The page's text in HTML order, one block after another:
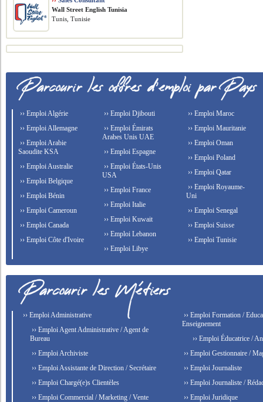
Wall Street English Tunisia
Tunis, Tunisie
›› Emploi Algérie
›› Emploi Allemagne
›› Emploi Arabie
Saoudite KSA
›› Emploi Australie
›› Emploi Belgique
›› Emploi Bénin
›› Emploi Cameroun
›› Emploi Canada
›› Emploi Côte d'Ivoire
›› Emploi Djibouti
›› Emploi Émirats
Arabes Unis UAE
›› Emploi Espagne
›› Emploi États-Unis
USA
›› Emploi France
›› Emploi Italie
›› Emploi Kuwait
›› Emploi Lebanon
›› Emploi Libye
›› Emploi Maroc
›› Emploi Mauritanie
›› Emploi Oman
›› Emploi Poland
›› Emploi Qatar
›› Emploi Royaume-
Uni
›› Emploi Senegal
›› Emploi Suisse
›› Emploi Tunisie
›› Emploi Administrative
›› Emploi Agent Administrative / Agent de
Bureau
›› Emploi Archiviste
›› Emploi Assistante de Direction / Secrétaire
›› Emploi Chargé(e)s Clientèles
›› Emploi Commercial / Marketing / Vente
›› Emploi Formation /
Enseignement
›› Emploi Éducatrice /
›› Emploi Gestionnaire /
›› Emploi Journaliste
›› Emploi Journaliste /
›› Emploi Juridique